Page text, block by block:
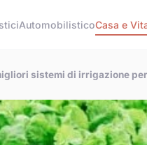
AutomobilisticoCasa e
sistemi di irrigazione